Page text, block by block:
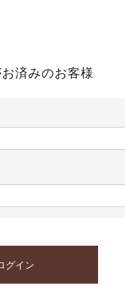
済みのお客様
グイン